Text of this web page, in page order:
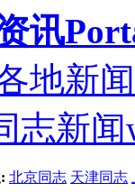
讯
地新闻
志新闻
北京同志 天津同志